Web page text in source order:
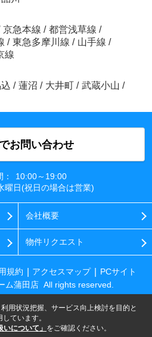
京急本線 / 都営浅草線 /
/ 東急多摩川線 / 山手線 /
線
/ 蓮沼 / 大井町 / 武蔵小山 /
お問い合わせ
10:00～19:00
曜日(祝日の場合は営業)
会社概要
物件リクエスト
規約 アクセスマップ
PCサイト
ム蒲田店 All rights reserved.
用状況把握、サービス向上検討を目的と
ています。
いについて」 をご確認ください。